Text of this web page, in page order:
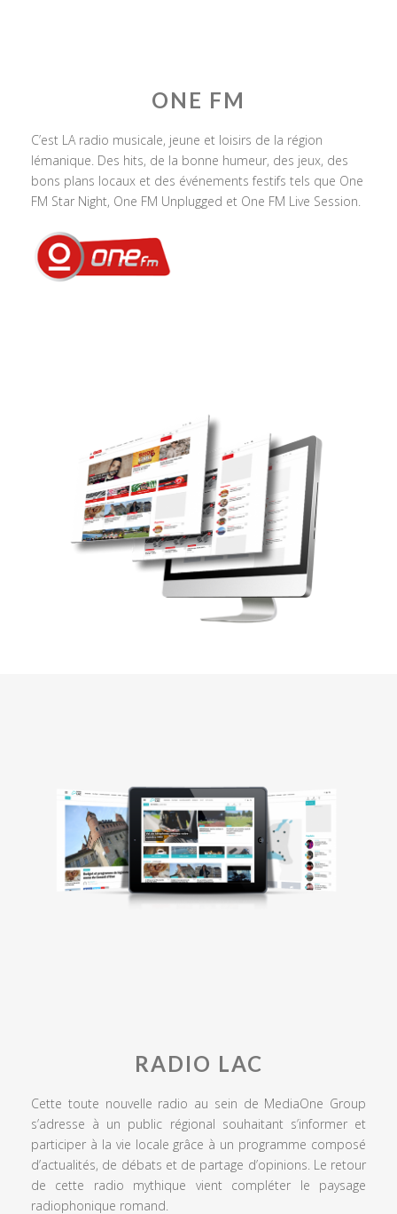
ONE FM
C’est LA radio musicale, jeune et loisirs de la région
lémanique. Des hits, de la bonne humeur, des jeux, des
bons plans locaux et des événements festifs tels que One
FM Star Night, One FM Unplugged et One FM Live Session.
RADIO LAC
Cette toute nouvelle radio au sein de MediaOne Group
s’adresse à un public régional souhaitant s’informer et
participer à la vie locale grâce à un programme composé
d’actualités, de débats et de partage d’opinions. Le retour
de cette radio mythique vient compléter le paysage
radiophonique romand.